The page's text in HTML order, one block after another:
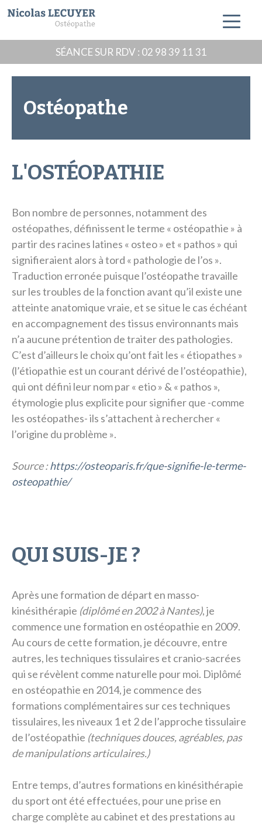
content
SÉANCE SUR RDV : 02 98 39 11 31
Ostéopathe
L'OSTÉOPATHIE
Bon nombre de personnes, notamment des
ostéopathes, définissent le terme « ostéopathie » à
partir des racines latines « osteo » et « pathos » qui
signifieraient alors à tord « pathologie de l’os ».
Traduction erronée puisque l’ostéopathe travaille
sur les troubles de la fonction avant qu’il existe une
atteinte anatomique vraie, et se situe le cas échéant
en accompagnement des tissus environnants mais
n’a aucune prétention de traiter des pathologies.
C’est d’ailleurs le choix qu’ont fait les « étiopathes »
(l’étiopathie est un courant dérivé de l’ostéopathie),
qui ont défini leur nom par « etio » & « pathos »,
étymologie plus explicite pour signifier que -comme
les ostéopathes- ils s’attachent à rechercher«
l’origine du problème ».
Source :https://osteoparis.fr/que-signifie-le-terme-
osteopathie/
QUI SUIS-JE ?
Après une formation de départ en masso-
kinésithérapie (diplômé en 2002 à Nantes), je
commence une formation en ostéopathie en 2009.
Au cours de cette formation, je découvre, entre
autres, les techniques tissulaires et cranio-sacrées
qui se révèlent comme naturelle pour moi. Diplômé
en ostéopathie en 2014, je commence des
formations complémentaires sur ces techniques
tissulaires, les niveaux 1 et 2 de l’approche tissulaire
de l’ostéopathie (techniques douces, agréables, pas
de manipulations articulaires.)
Entre temps, d’autres formations en kinésithérapie
du sport ont été effectuées, pour une prise en
charge complète au cabinet et des prestations au